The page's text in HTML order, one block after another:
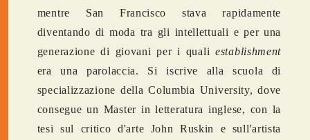
mentre San Francisco stava rapidamente
diventando di moda tra gli intellettuali e per una
generazione di giovani per i qualiestablishment
era una parolaccia. Si iscrive alla scuola di
specializzazione della Columbia University, dove
consegue un Master in letteratura inglese, con la
tesi sul critico d'arte John Ruskin e sull'artista